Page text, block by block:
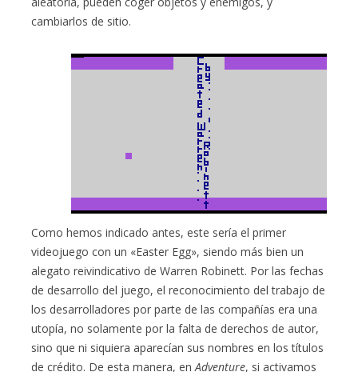
cambiarlos de sitio.
Como hemos indicado antes, este sería el primer
videojuego con un «Easter Egg», siendo más bien un
alegato reivindicativo de Warren Robinett. Por las fechas
de desarrollo del juego, el reconocimiento del trabajo de
los desarrolladores por parte de las compañías era una
utopía, no solamente por la falta de derechos de autor,
sino que ni siquiera aparecían sus nombres en los títulos
de crédito. De esta manera, enAdventure, si activamos